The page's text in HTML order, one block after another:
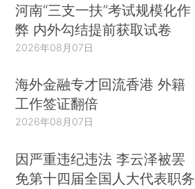
河南“三支一扶”考试规模化作
弊 内外勾结提前获取试卷
2026年08月07日
海外金融专才回流香港 外籍
工作签证翻倍
2026年08月07日
因严重违纪违法 李云泽被罢
免第十四届全国人大代表职务